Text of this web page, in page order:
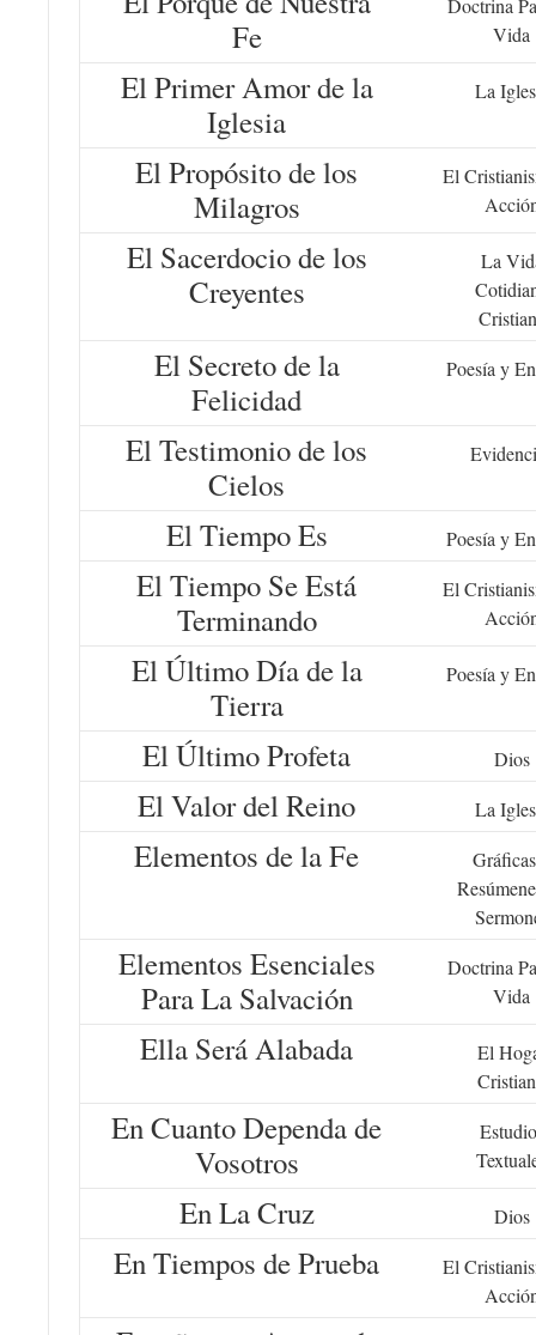
Fe
Doctrina
Vida
El Primer Amor de la
Iglesia
La
El Propósito de los
Milagros
El
El Sacerdocio de los
Creyentes
La
El Secreto de la
Felicidad
Poesía y
El Testimonio de los
Cielos
El Tiempo Es Poesía y
El Tiempo Se Está
Terminando
El
El Último Día de la
Tierra
Poesía y
El Último Profeta Dios
El Valor del Reino La
Elementos de la Fe
Elementos Esenciales
Para La Salvación
Doctrina
Vida
Ella Será Alabada
El
En Cuanto Dependa de
Vosotros
En La Cruz Dios
En Tiempos de Prueba
El